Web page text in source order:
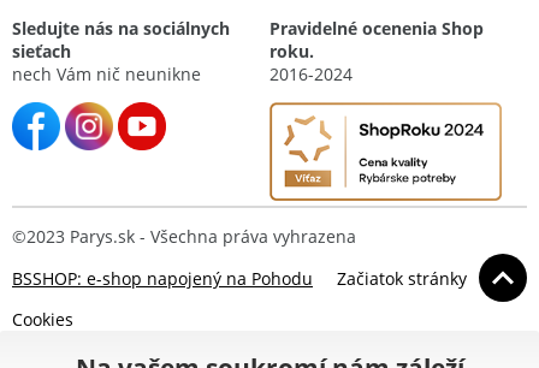
Sledujte nás na sociálnych
sieťach
nech Vám nič neunikne
Pravidelné ocenenia Shop
roku.
2016-2024
©2023 Parys.sk - Všechna práva vyhrazena
BSSHOP: e-shop napojený na Pohodu
Začiatok stránky
Cookies